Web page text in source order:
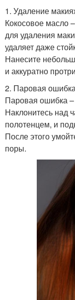
1. Удаление
Кокосовое масло
для удаления
удаляет даже
Нанесите
и аккуратно
2. Паровая
Паровая ошибка –
Наклонитесь над
полотенцем, и
После этого
поры.